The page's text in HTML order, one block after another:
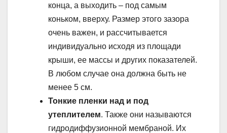
конца, а выходить – под самым
коньком, вверху. Размер этого зазора
очень важен, и рассчитывается
индивидуально исходя из площади
крыши, ее массы и других показателей.
В любом случае она должна быть не
менее 5 см.
Тонкие пленки над и под
утеплителем. Также они называются
гидродиффузионной мембраной. Их